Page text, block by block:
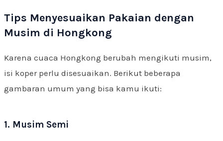
Tips Menyesuaikan Pakaian dengan
Musim di Hongkong
Karena cuaca Hongkong berubah mengikuti musim,
isi koper perlu disesuaikan. Berikut beberapa
gambaran umum yang bisa kamu ikuti:
1. Musim Semi